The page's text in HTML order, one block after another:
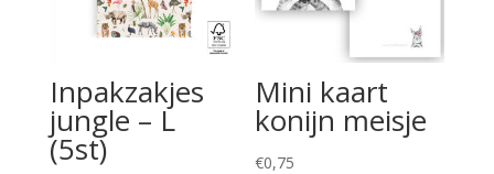
Inpakzakjes
jungle – L
(5st)
Mini kaart
konijn meisje
€0,75